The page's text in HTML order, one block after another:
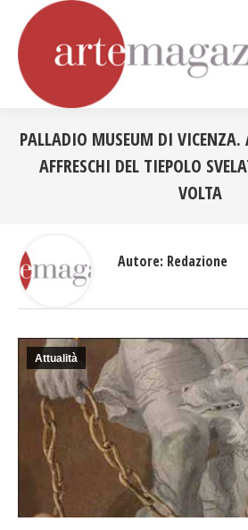
PALLADIO MUSEUM DI VICENZA.
AFFRESCHI DEL TIEPOLO
VOLTA
Attualità
Autore: Redazione